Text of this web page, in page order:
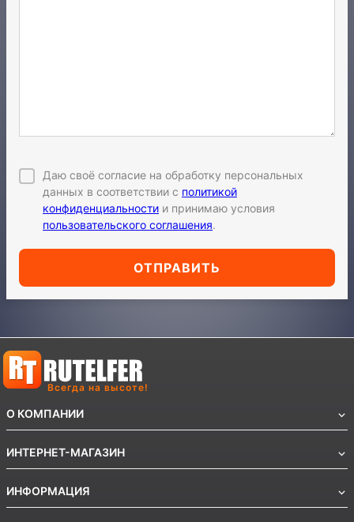
Даю своё согласие на обработку персональных
данных в соответствии с политикой
конфиденциальности и принимаю условия
пользовательского соглашения.
ОТПРАВИТЬ
О КОМПАНИИ
ИНТЕРНЕТ-МАГАЗИН
ИНФОРМАЦИЯ
Всегда на высоте!